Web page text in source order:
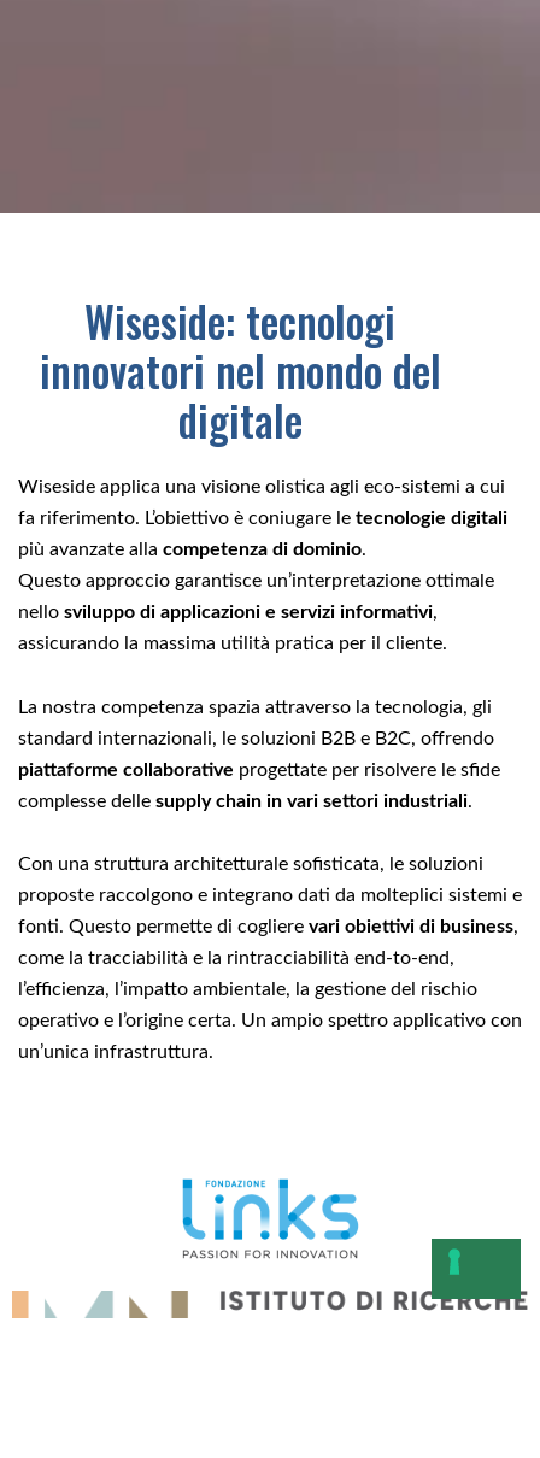
Wiseside: tecnologi
innovatori nel mondo del
digitale
Wiseside applica una visione olistica agli eco-sistemi a cui
fa riferimento. L’obiettivo è coniugare le tecnologie digitali
più avanzate alla competenza di dominio.
Questo approccio garantisce un’interpretazione ottimale
nello sviluppo di applicazioni e servizi informativi,
assicurando la massima utilità pratica per il cliente.
La nostra competenza spazia attraverso la tecnologia, gli
standard internazionali, le soluzioni B2B e B2C, offrendo
piattaforme collaborative progettate per risolvere le sfide
complesse delle supply chain in vari settori industriali.
Con una struttura architetturale sofisticata, le soluzioni
proposte raccolgono e integrano dati da molteplici sistemi e
fonti. Questo permette di cogliere vari obiettivi di business,
come la tracciabilità e la rintracciabilità end-to-end,
l’efficienza, l’impatto ambientale, la gestione del rischio
operativo e l’origine certa. Un ampio spettro applicativo con
un’unica infrastruttura.